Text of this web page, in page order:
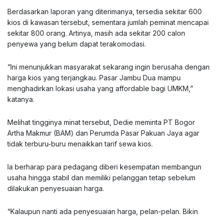
Berdasarkan laporan yang diterimanya, tersedia sekitar 600
kios di kawasan tersebut, sementara jumlah peminat mencapai
sekitar 800 orang. Artinya, masih ada sekitar 200 calon
penyewa yang belum dapat terakomodasi.
“Ini menunjukkan masyarakat sekarang ingin berusaha dengan
harga kios yang terjangkau. Pasar Jambu Dua mampu
menghadirkan lokasi usaha yang affordable bagi UMKM,”
katanya.
Melihat tingginya minat tersebut, Dedie meminta PT Bogor
Artha Makmur (BAM) dan Perumda Pasar Pakuan Jaya agar
tidak terburu-buru menaikkan tarif sewa kios.
Ia berharap para pedagang diberi kesempatan membangun
usaha hingga stabil dan memiliki pelanggan tetap sebelum
dilakukan penyesuaian harga.
“Kalaupun nanti ada penyesuaian harga, pelan-pelan. Bikin